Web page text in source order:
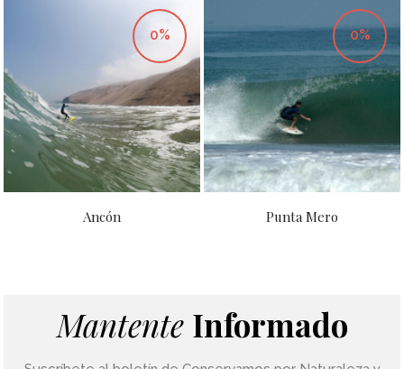
0%
Ancón
0%
Punta Mero
Mantente Informado